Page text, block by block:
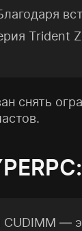
Trident
снять
CUDIMM —